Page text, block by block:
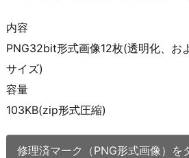
内容
PNG32bit形式画像12枚(透明化、お
サイズ)
容量
103KB(zip形式圧縮)
修理済マーク（PNG形式画像）を